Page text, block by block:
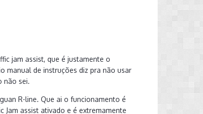
jam assist, que é justamente o
manual de instruções diz pra não usar
não sei.
R-line. Que ai o funcionamento é
assist ativado e é extremamente